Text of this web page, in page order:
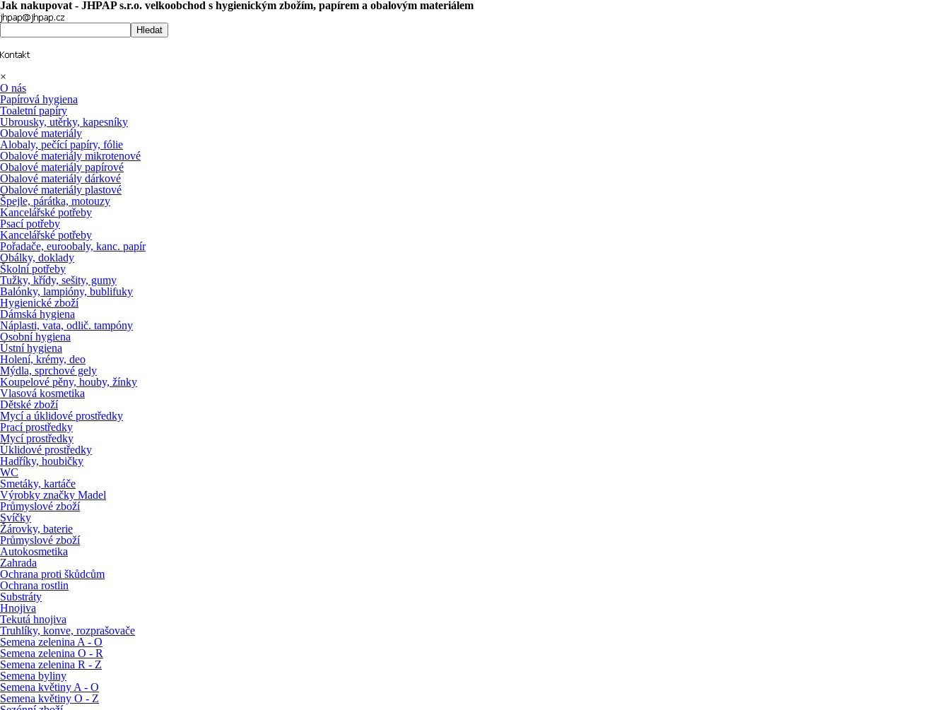
Jak nakupovat - JHPAP s.r.o. velkoobchod s hygienickým zbožím, papírem a obalovým materiálem
Hledat
×
O nás
Papírová hygiena
Toaletní papíry
Ubrousky, utěrky, kapesníky
Obalové materiály
Alobaly, pečící papíry, fólie
Obalové materiály mikrotenové
Obalové materiály papírové
Obalové materiály dárkové
Obalové materiály plastové
Špejle, párátka, motouzy
Kancelářské potřeby
Psací potřeby
Kancelářské potřeby
Pořadače, euroobaly, kanc. papír
Obálky, doklady
Školní potřeby
Tužky, křídy, sešity, gumy
Balónky, lampióny, bublifuky
Hygienické zboží
Dámská hygiena
Náplasti, vata, odlič. tampóny
Osobní hygiena
Ústní hygiena
Holení, krémy, deo
Mýdla, sprchové gely
Koupelové pěny, houby, žínky
Vlasová kosmetika
Dětské zboží
Mycí a úklidové prostředky
Prací prostředky
Mycí prostředky
Úklidové prostředky
Hadříky, houbičky
WC
Smetáky, kartáče
Výrobky značky Madel
Průmyslové zboží
Svíčky
Žárovky, baterie
Průmyslové zboží
Autokosmetika
Zahrada
Ochrana proti škůdcům
Ochrana rostlin
Substráty
Hnojiva
Tekutá hnojiva
Truhlíky, konve, rozprašovače
Semena zelenina A - O
Semena zelenina O - R
Semena zelenina R - Z
Semena byliny
Semena květiny A - O
Semena květiny O - Z